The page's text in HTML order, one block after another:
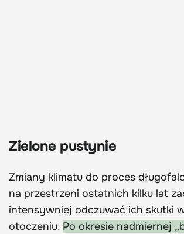
Zielone pustynie
Zmiany klimatu do proces
na przestrzeni ostatnich kilku lat
intensywniej odczuwać ich skutki
otoczeniu. Po okresie nadmiernej